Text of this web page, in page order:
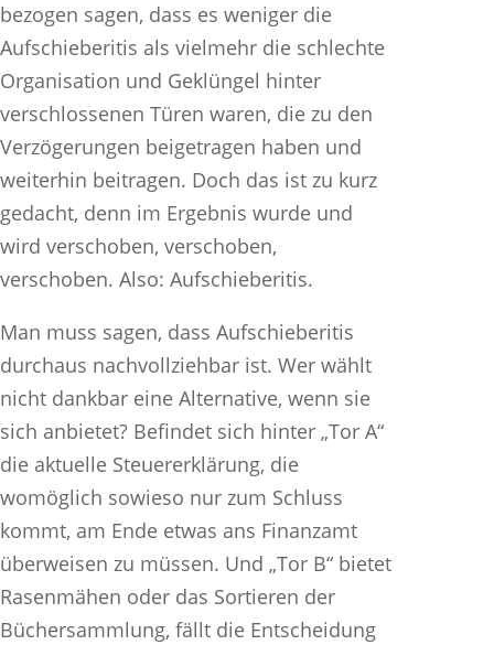
bezogen sagen, dass es weniger die
Aufschieberitis als vielmehr die schlechte
Organisation und Geklüngel hinter
verschlossenen Türen waren, die zu den
Verzögerungen beigetragen haben und
weiterhin beitragen. Doch das ist zu kurz
gedacht, denn im Ergebnis wurde und
wird verschoben, verschoben,
verschoben. Also: Aufschieberitis.
Man muss sagen, dass Aufschieberitis
durchaus nachvollziehbar ist. Wer wählt
nicht dankbar eine Alternative, wenn sie
sich anbietet? Befindet sich hinter „Tor A“
die aktuelle Steuererklärung, die
womöglich sowieso nur zum Schluss
kommt, am Ende etwas ans Finanzamt
überweisen zu müssen. Und „Tor B“ bietet
Rasenmähen oder das Sortieren der
Büchersammlung, fällt die Entscheidung